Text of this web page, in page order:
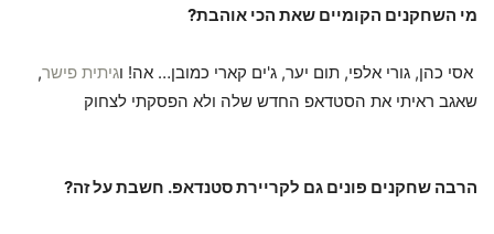
מי השחקנים הקומיים שאת הכי אוהבת?
אסי כהן, גורי אלפי, תום יער, ג'ים קארי כמובן… אה! וגיתית פישר,
שאגב ראיתי את הסטדאפ החדש שלה ולא הפסקתי לצחוק
הרבה שחקנים פונים גם לקריירת סטנדאפ. חשבת על זה?